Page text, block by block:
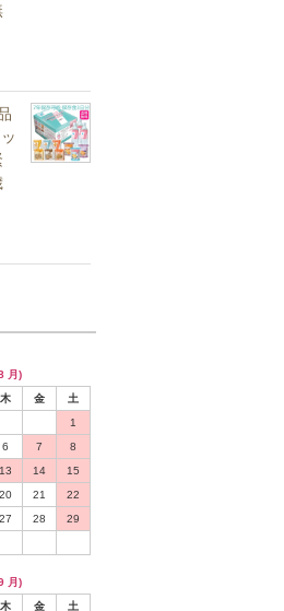
月)
木 金
土
1
6 7
8
13 14
15
20 21
22
27 28
29
月)
木 金 土